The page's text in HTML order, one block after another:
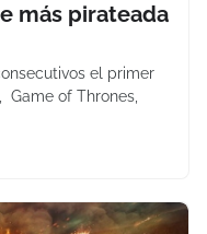
más pirateada
el primer
Game of Thrones,